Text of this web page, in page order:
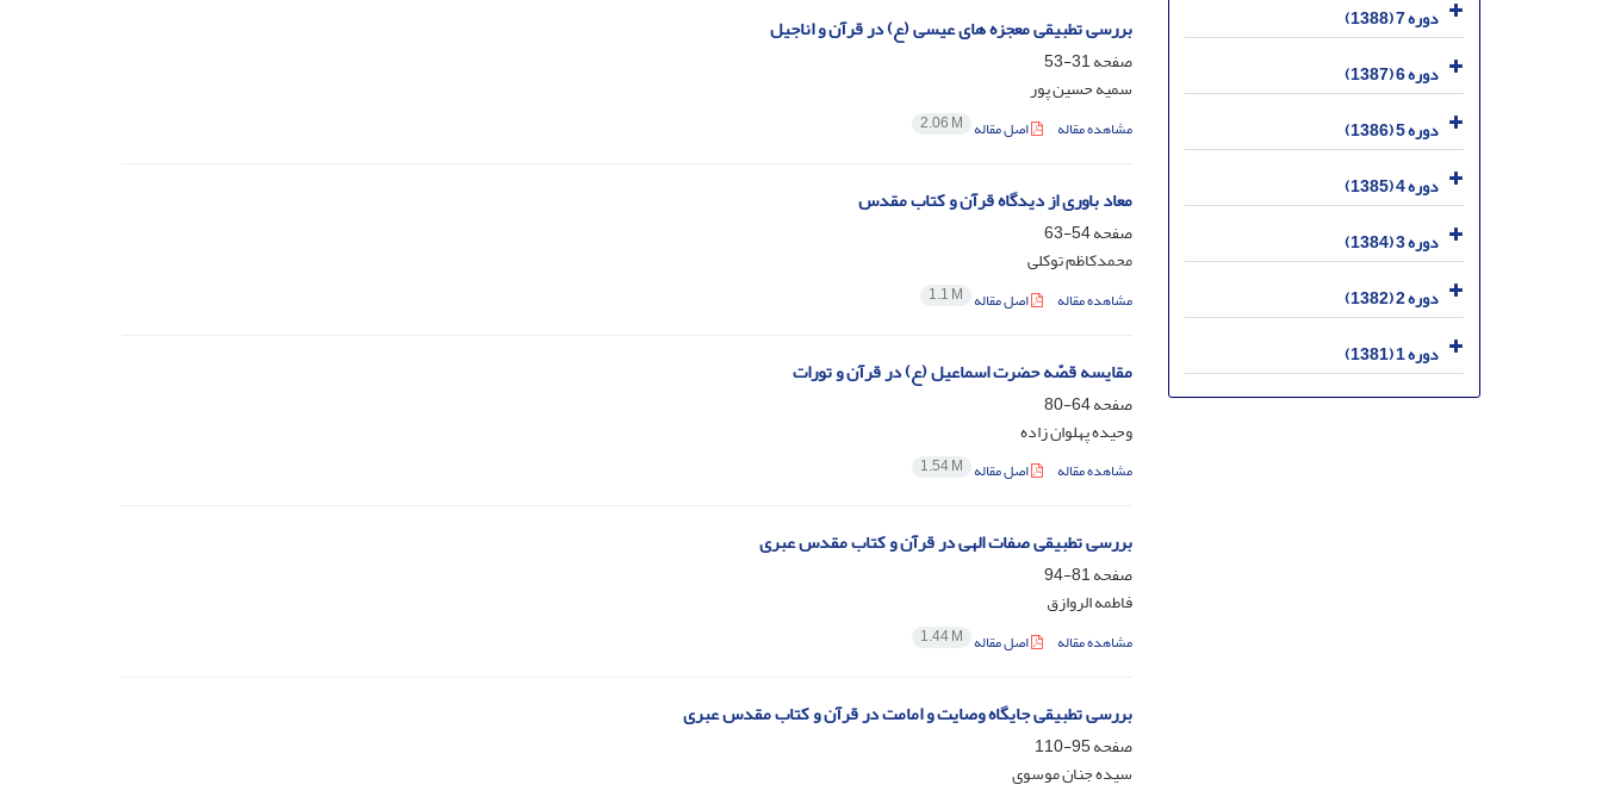
بررسی تطبیقی معجزه های عیسی (ع) در قرآن و اناجیل
صفحه31-53
سمیه حسین پور
مشاهده مقاله اصل مقاله 2.06 M
معاد باوری از دیدگاه قرآن و کتاب مقدس
صفحه54-63
محمدکاظم توکلی
مشاهده مقاله اصل مقاله 1.1 M
مقایسه قصّه حضرت اسماعیل (ع) در قرآن و تورات
صفحه64-80
وحیده پهلوان زاده
مشاهده مقاله اصل مقاله 1.54 M
بررسی تطبیقی صفات الهی در قرآن و کتاب مقدس عبری
صفحه81-94
فاطمه الروازق
مشاهده مقاله اصل مقاله 1.44 M
بررسی تطبیقی جایگاه وصایت و امامت در قرآن و کتاب مقدس عبری
صفحه95-110
سیده جنان موسوی
دوره 7 (1388)
دوره 6 (1387)
دوره 5 (1386)
دوره 4 (1385)
دوره 3 (1384)
دوره 2 (1382)
دوره 1 (1381)